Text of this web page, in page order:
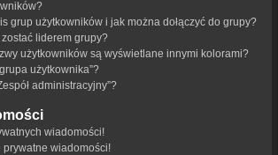
grup użytkowników i jak można dołączyć do grupy?
liderem grupy?
użytkowników są wyświetlane innymi kolorami?
użytkownika”?
administracyjny”?
wiadomości!
wiadomości!